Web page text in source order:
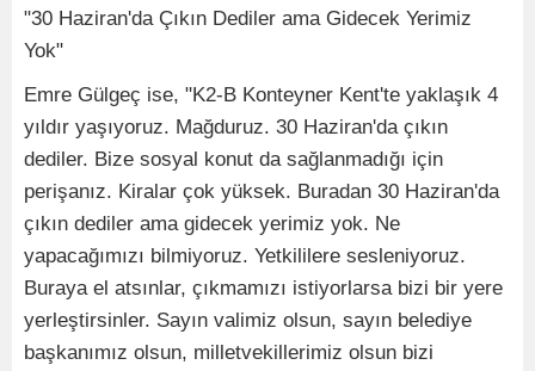
"30 Haziran'da Çıkın Dediler ama Gidecek Yerimiz
Yok"
Emre Gülgeç ise, "K2-B Konteyner Kent'te yaklaşık 4
yıldır yaşıyoruz. Mağduruz. 30 Haziran'da çıkın
dediler. Bize sosyal konut da sağlanmadığı için
perişanız. Kiralar çok yüksek. Buradan 30 Haziran'da
çıkın dediler ama gidecek yerimiz yok. Ne
yapacağımızı bilmiyoruz. Yetkililere sesleniyoruz.
Buraya el atsınlar, çıkmamızı istiyorlarsa bizi bir yere
yerleştirsinler. Sayın valimiz olsun, sayın belediye
başkanımız olsun, milletvekillerimiz olsun bizi